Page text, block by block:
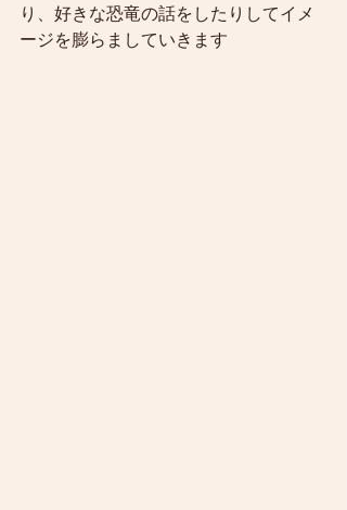
り、好きな恐竜の話をしたりしてイメ
ージを膨らましていきます